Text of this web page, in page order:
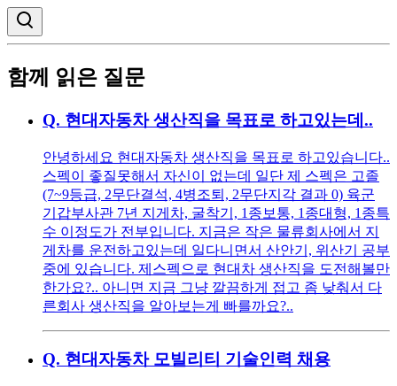
함께 읽은 질문
Q. 현대자동차 생산직을 목표로 하고있는데..
안녕하세요 현대자동차 생산직을 목표로 하고있습니다..
스펙이 좋질못해서 자신이 없는데 일단 제 스펙은 고졸
(7~9등급, 2무단결석, 4병조퇴, 2무단지각 결과 0) 육군
기갑부사관 7년 지게차, 굴착기, 1종보통, 1종대형, 1종특
수 이정도가 전부입니다. 지금은 작은 물류회사에서 지
게차를 운전하고있는데 일다니면서 산안기, 위산기 공부
중에 있습니다. 제스펙으로 현대차 생산직을 도전해볼만
한가요?.. 아니면 지금 그냥 깔끔하게 접고 좀 낮춰서 다
른회사 생산직을 알아보는게 빠를까요?..
Q. 현대자동차 모빌리티 기술인력 채용